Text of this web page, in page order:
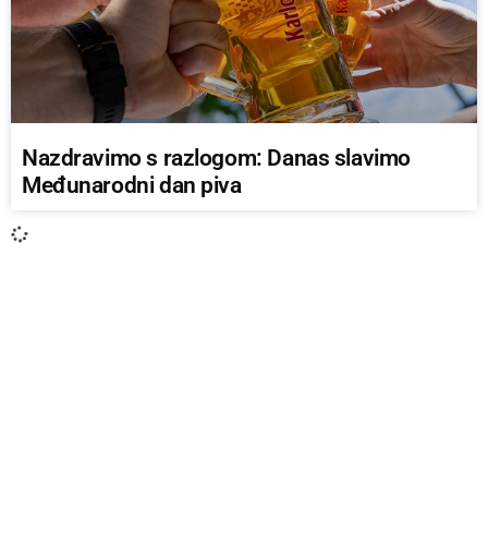
Nazdravimo s razlogom: Danas slavimo
Međunarodni dan piva